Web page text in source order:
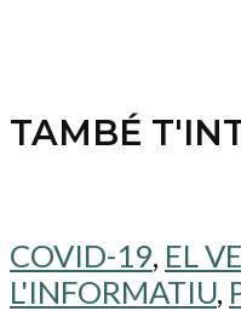
TAMBÉ
COVID-19, EL
L'INFORMATIU,